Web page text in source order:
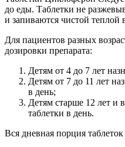
до еды. Таблетки не
и запиваются чистой теплой
Для пациентов разных
дозировки препарата:
Детям от 4 до 7 лет
Детям от 7 до 11 лет
в день;
Детям старше 12 лет и
таблетки в день.
Вся дневная порция